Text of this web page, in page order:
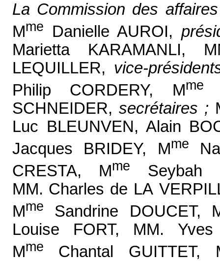
La Commission des
Mme Danielle AUROI,
Marietta KARAMANLI,
LEQUILLER, vice-
Philip CORDERY, Mme
SCHNEIDER, secrétaires ;
Luc BLEUNVEN, Alain
Jacques BRIDEY, Mme
CRESTA, Mme
Seybah
MM. Charles de LA
Mme Sandrine DOUCET,
Louise FORT, MM.
Mme Chantal GUITTET,